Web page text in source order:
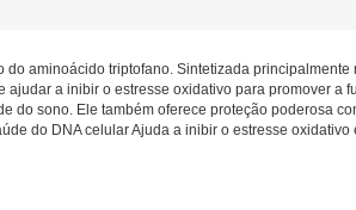
do aminoácido triptofano. Sintetizada
ajudar a inibir o estresse oxidativo para promover
do sono. Ele também oferece proteção poderosa
do DNA celular Ajuda a inibir o estresse